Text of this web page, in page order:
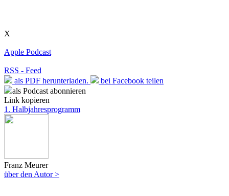
X
Apple Podcast
RSS - Feed
als PDF herunterladen.
bei Facebook teilen
als Podcast abonnieren
Link kopieren
1. Halbjahresprogramm
Franz Meurer
über den Autor >